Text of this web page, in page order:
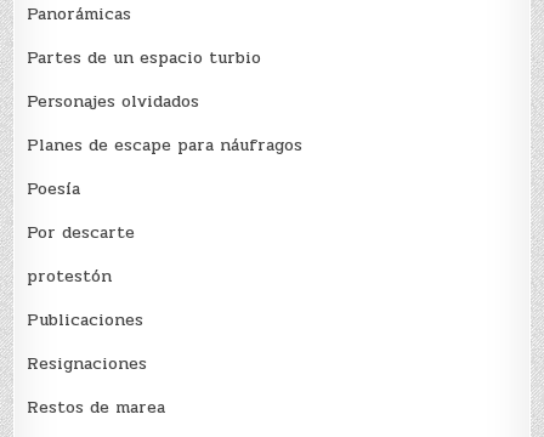
Panorámicas
Partes de un espacio turbio
Personajes olvidados
Planes de escape para náufragos
Poesía
Por descarte
protestón
Publicaciones
Resignaciones
Restos de marea